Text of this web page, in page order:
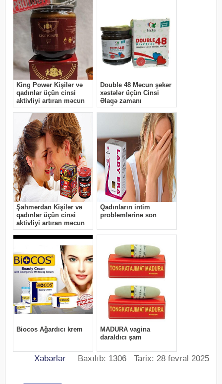
Xəbərlər Baxılıb: 1306 Tarix: 28 fevral 2025